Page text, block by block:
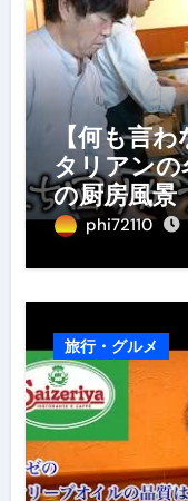
【何も言
タリアン
の厨房風景
界】【イタ
phi72110
旅行・グルメ